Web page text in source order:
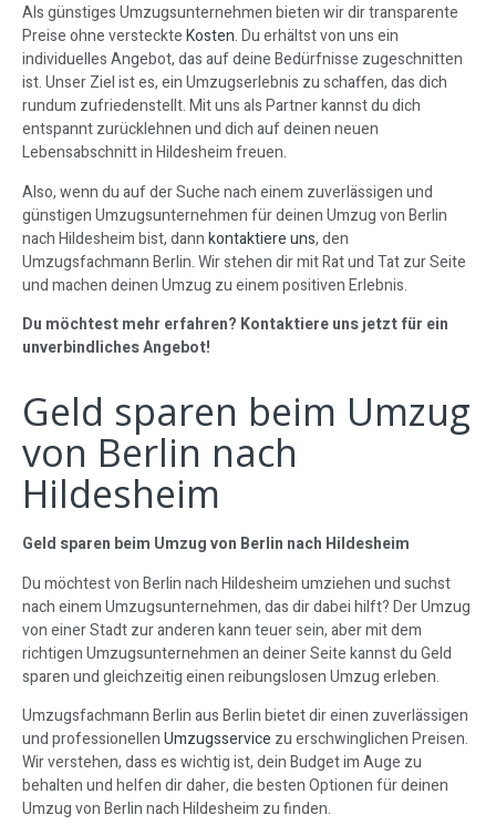
Als günstiges Umzugsunternehmen bieten wir dir transparente
Preise ohne versteckteKosten. Du erhältst von uns ein
individuelles Angebot, das auf deine Bedürfnisse zugeschnitten
ist. Unser Ziel ist es, ein Umzugserlebnis zu schaffen, das dich
rundum zufriedenstellt. Mit uns als Partner kannst du dich
entspannt zurücklehnen und dich auf deinen neuen
Lebensabschnitt in Hildesheim freuen.
Also, wenn du auf der Suche nach einem zuverlässigen und
günstigen Umzugsunternehmen für deinen Umzug von Berlin
nach Hildesheim bist, dannkontaktiere uns, den
Umzugsfachmann Berlin. Wir stehen dir mit Rat und Tat zur Seite
und machen deinen Umzug zu einem positiven Erlebnis.
Du möchtest mehr erfahren? Kontaktiere uns jetzt für ein
unverbindliches Angebot!
Geld sparen beim Umzug
von Berlin nach
Hildesheim
Geld sparen beim Umzug von Berlin nach Hildesheim
Du möchtest von Berlin nach Hildesheim umziehen und suchst
nach einem Umzugsunternehmen, das dir dabei hilft? Der Umzug
von einer Stadt zur anderen kann teuer sein, aber mit dem
richtigen Umzugsunternehmen an deiner Seite kannst du Geld
sparen und gleichzeitig einen reibungslosen Umzug erleben.
Umzugsfachmann Berlin aus Berlin bietet dir einen zuverlässigen
und professionellenUmzugsservice zu erschwinglichen Preisen.
Wir verstehen, dass es wichtig ist, dein Budget im Auge zu
behalten und helfen dir daher, die besten Optionen für deinen
Umzug von Berlin nach Hildesheim zu finden.